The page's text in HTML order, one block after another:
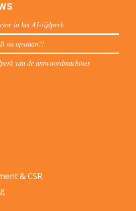
in het AI-tijdperk
nu opstaan?!
van de antwoordmachines
& CSR